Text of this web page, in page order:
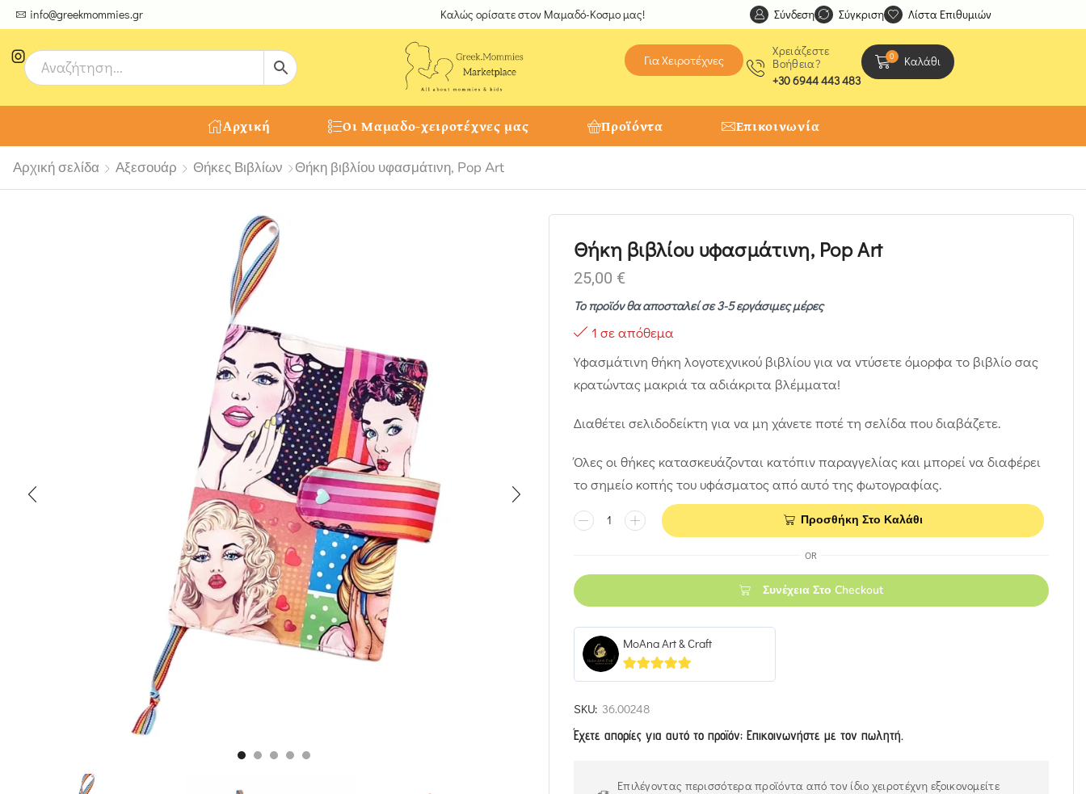
info@greekmommies.gr
μοναδικές δημιουργίες από τους Χειροτέχνες μας! Καλώς ορίσατε στον Μαμαδό-Κοσμο μας! Ανακαλύψτε μοναδικές δημιουργίες από τους
Σύνδεση Σύγκριση Λίστα Επιθυμιών
Για Χειροτέχνες
Χρειάζεστε
Βοήθεια?
+30 6944 443 483
0 Καλάθι
Αρχική Οι Μαμαδο-χειροτέχνες μας Προϊόντα Επικοινωνία
Αρχική σελίδα Αξεσουάρ Θήκες Βιβλίων Θήκη βιβλίου υφασμάτινη, Pop Art
Θήκη βιβλίου υφασμάτινη, Pop Art
25,00 €
Το προϊόν θα αποσταλεί σε 3-5 εργάσιμες μέρες
1 σε απόθεμα
Υφασμάτινη θήκη λογοτεχνικού βιβλίου για να ντύσετε όμορφα το βιβλίο σας
κρατώντας μακριά τα αδιάκριτα βλέμματα!
Διαθέτει σελιδοδείκτη για να μη χάνετε ποτέ τη σελίδα που διαβάζετε.
Όλες οι θήκες κατασκευάζονται κατόπιν παραγγελίας και μπορεί να διαφέρει
το σημείο κοπής του υφάσματος από αυτό της φωτογραφίας.
Προσθήκη Στο Καλάθι
OR
Συνέχεια Στο Checkout
MoAna Art & Craft
5out of 5
SKU: 36.00248
Έχετε απορίες για αυτό το προϊόν; Επικοινωνήστε με τον πωλητή.
Επιλέγοντας περισσότερα προϊόντα από τον ίδιο χειροτέχνη εξοικονομείτε